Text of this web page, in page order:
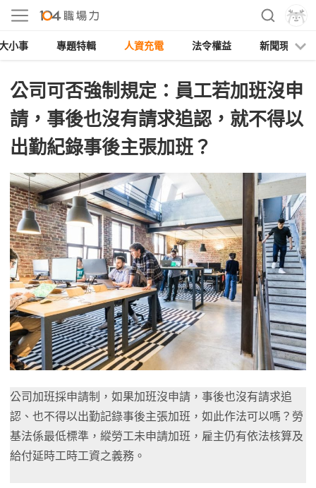
小事 專題特輯 人資充電 法令權益 新聞現場
公司可否強制規定：員工若加班沒申
請，事後也沒有請求追認，就不得以
出勤紀錄事後主張加班？
公司加班採申請制，如果加班沒申請，事後也沒有請求追
認、也不得以出勤記錄事後主張加班，如此作法可以嗎？勞
基法係最低標準，縱勞工未申請加班，雇主仍有依法核算及
給付延時工時工資之義務。